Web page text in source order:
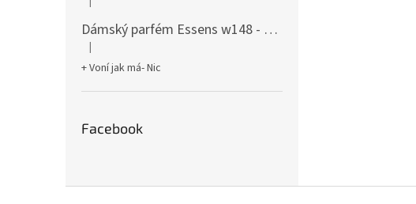
Hodnocení produktu je 5 z 5 hvězdiček.
Dámský parfém Essens w148 - 50ml
Hodnocení produktu je 5 z 5 hvězdiček.
|
+ Voní jak má- Nic
Facebook